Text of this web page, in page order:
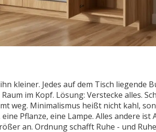
kleiner. Jedes auf dem Tisch liegende
im Kopf. Lösung: Verstecke alles.
weg. Minimalismus heißt nicht kahl,
Pflanze, eine Lampe. Alles andere ist
an. Ordnung schafft Ruhe - und